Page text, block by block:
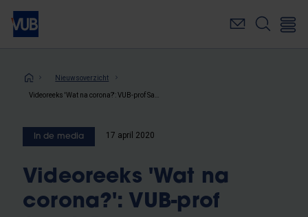
Overslaan
naar
inhoudKruimelpad
Nieuwsoverzicht
In de media 17 april 2020
Videoreeks 'Wat na
corona?': VUB-prof